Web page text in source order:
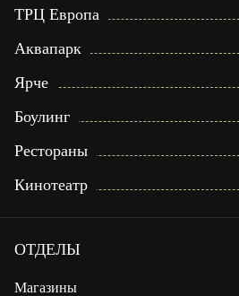
ТРЦ Европа
Аквапарк
Ярче
Боулинг
Рестораны
Кинотеатр
ОТДЕЛЫ
Магазины